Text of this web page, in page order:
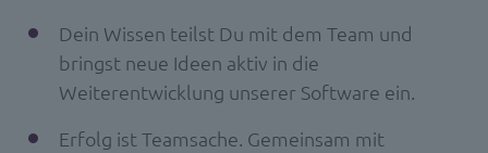
Dein Wissen teilst Du mit dem Team und
bringst neue Ideen aktiv in die
Weiterentwicklung unserer Software ein.
Erfolg ist Teamsache. Gemeinsam mit